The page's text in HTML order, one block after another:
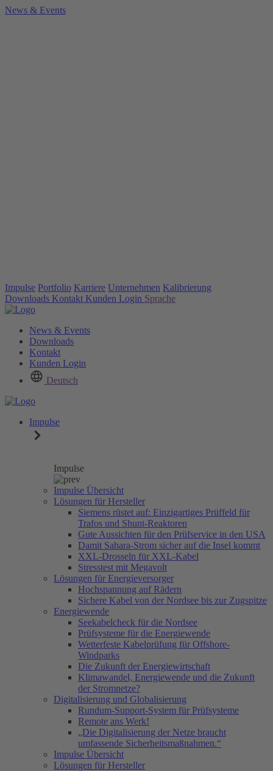
News & Events
Impulse Portfolio Karriere Unternehmen Kalibrierung
Downloads Kontakt Kunden Login Sprache
News & Events
Downloads
Kontakt
Kunden Login
Deutsch
Impulse
Impulse
Impulse Übersicht
Lösungen für Hersteller
Siemens rüstet auf: Einzigartiges Prüffeld für
Trafos und Shunt-Reaktoren
Gute Aussichten für den Prüfservice in den USA
Damit Sahara-Strom sicher auf die Insel kommt
XXL-Drosseln für XXL-Kabel
Stresstest mit Megavolt
Lösungen für Energieversorger
Hochspannung auf Rädern
Sichere Kabel von der Nordsee bis zur Zugspitze
Energiewende
Seekabelcheck für die Nordsee
Prüfsysteme für die Energiewende
Wetterfeste Kabelprüfung für Offshore-
Windparks
Die Zukunft der Energiewirtschaft
Klimawandel, Energiewende und die Zukunft
der Stromnetze?
Digitalisierung und Globalisierung
Rundum-Support-System für Prüfsysteme
Remote ans Werk!
„Die Digitalisierung der Netze braucht
umfassende Sicherheitsmaßnahmen.“
Impulse Übersicht
Lösungen für Hersteller